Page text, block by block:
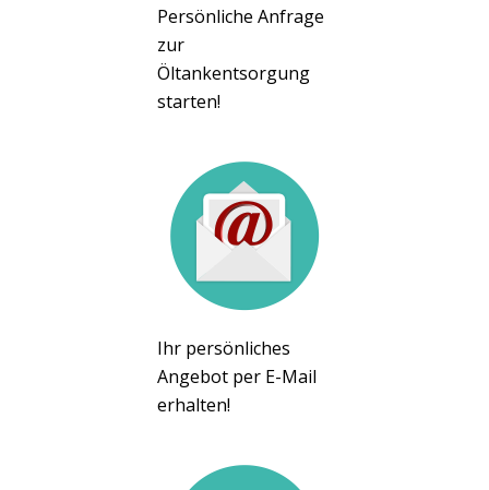
Persönliche Anfrage
zur
Öltankentsorgung
starten!
Ihr persönliches
Angebot per E-Mail
erhalten!